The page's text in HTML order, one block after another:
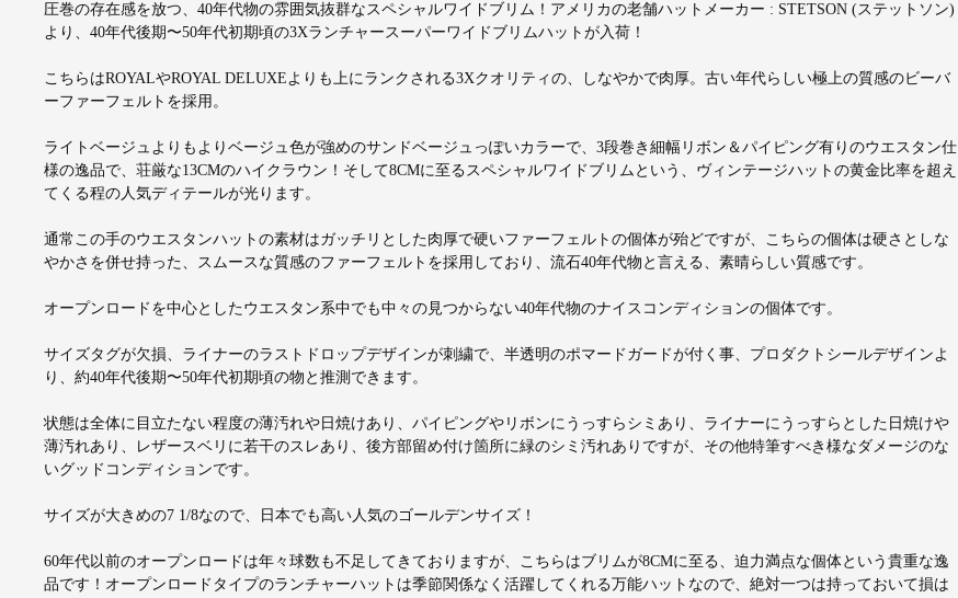
圧巻の存在感を放つ、40年代物の雰囲気抜群なスペシャルワイドブリム！アメリカの老舗ハットメーカー : STETSON (ステットソン)
より、40年代後期〜50年代初期頃の3Xランチャースーパーワイドブリムハットが入荷！
こちらはROYALやROYAL DELUXEよりも上にランクされる3Xクオリティの、しなやかで肉厚。古い年代らしい極上の質感のビーバ
ーファーフェルトを採用。
ライトベージュよりもよりベージュ色が強めのサンドベージュっぽいカラーで、3段巻き細幅リボン＆パイピング有りのウエスタン仕
様の逸品で、荘厳な13CMのハイクラウン！そして8CMに至るスペシャルワイドブリムという、ヴィンテージハットの黄金比率を超え
てくる程の人気ディテールが光ります。
通常この手のウエスタンハットの素材はガッチリとした肉厚で硬いファーフェルトの個体が殆どですが、こちらの個体は硬さとしな
やかさを併せ持った、スムースな質感のファーフェルトを採用しており、流石40年代物と言える、素晴らしい質感です。
オープンロードを中心としたウエスタン系中でも中々の見つからない40年代物のナイスコンディションの個体です。
サイズタグが欠損、ライナーのラストドロップデザインが刺繍で、半透明のポマードガードが付く事、プロダクトシールデザインよ
り、約40年代後期〜50年代初期頃の物と推測できます。
状態は全体に目立たない程度の薄汚れや日焼けあり、パイピングやリボンにうっすらシミあり、ライナーにうっすらとした日焼けや
薄汚れあり、レザースベリに若干のスレあり、後方部留め付け箇所に緑のシミ汚れありですが、その他特筆すべき様なダメージのな
いグッドコンディションです。
サイズが大きめの7 1/8なので、日本でも高い人気のゴールデンサイズ！
60年代以前のオープンロードは年々球数も不足してきておりますが、こちらはブリムが8CMに至る、迫力満点な個体という貴重な逸
品です！オープンロードタイプのランチャーハットは季節関係なく活躍してくれる万能ハットなので、絶対一つは持っておいて損は